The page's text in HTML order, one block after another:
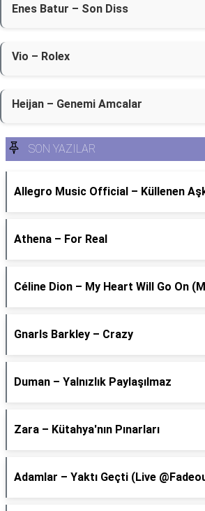
Enes Batur – Son Diss
Vio – Rolex
Heijan – Genemi Amcalar
SON YAZILAR
Allegro Music Official – Küllenen
Athena – For Real
Céline Dion – My Heart Will Go On
Gnarls Barkley – Crazy
Duman – Yalnızlık Paylaşılmaz
Zara – Kütahya'nın Pınarları
Adamlar – Yaktı Geçti (Live